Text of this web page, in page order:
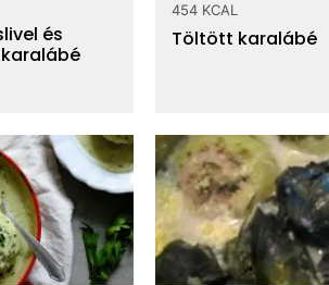
és
454 KCAL
Töltött karalábé